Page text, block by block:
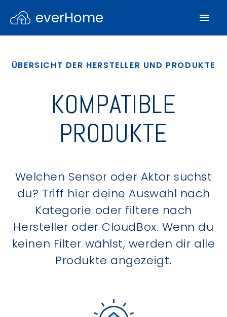
everHome
ÜBERSICHT DER HERSTELLER UND PRODUKTE
KOMPATIBLE
PRODUKTE
Welchen Sensor oder Aktor suchst
du? Triff hier deine Auswahl nach
Kategorie oder filtere nach
Hersteller oder CloudBox. Wenn du
keinen Filter wählst, werden dir alle
Produkte angezeigt.